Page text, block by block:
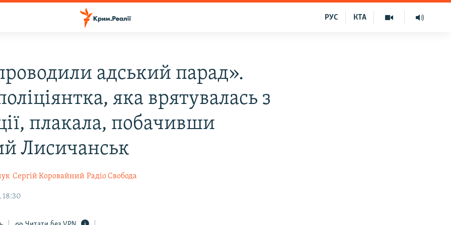
КТА
РУС
адський парад».
яка врятувалась з
плакала, побачивши
Лисичанськ
Сергій Коровайний Радіо Свобода
18:30